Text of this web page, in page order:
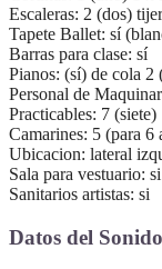
Escaleras: 2 (dos)
Tapete Ballet: sí
Barras para clase: sí
Pianos: (sí) de cola 2
Personal de
Practicables: 7 (siete)
Camarines: 5 (para 6
Ubicacion: lateral
Sala para vestuario:
Sanitarios artistas: si
Datos del Sonido